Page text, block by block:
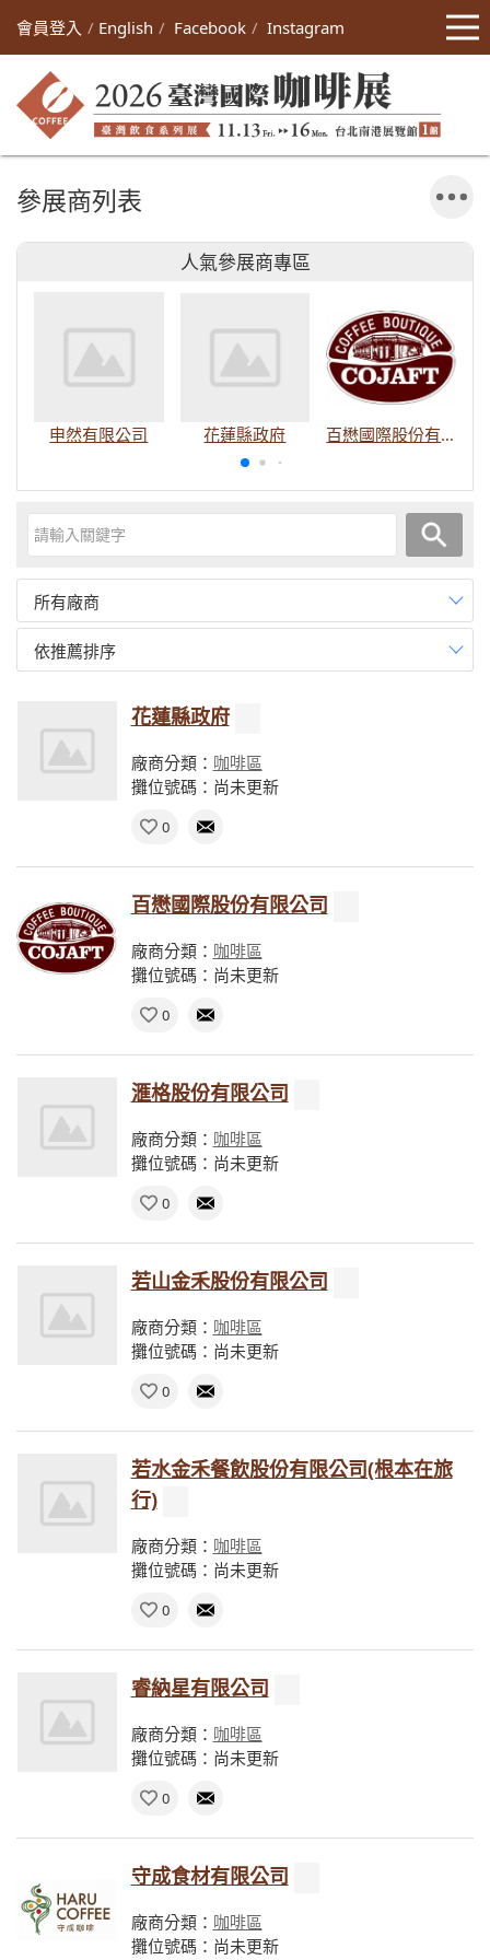
會員登入 English Facebook Instagram
參展商列表
人氣參展商專區
申然有限公司 花蓮縣政府 百懋國際股份有限公司
所有廠商
依推薦排序
花蓮縣政府
廠商分類： 咖啡區
攤位號碼：尚未更新
0
百懋國際股份有限公司
廠商分類： 咖啡區
攤位號碼：尚未更新
0
滙格股份有限公司
廠商分類： 咖啡區
攤位號碼：尚未更新
0
若山金禾股份有限公司
廠商分類： 咖啡區
攤位號碼：尚未更新
0
若水金禾餐飲股份有限公司(根本在旅
行)
廠商分類： 咖啡區
攤位號碼：尚未更新
0
睿納星有限公司
廠商分類： 咖啡區
攤位號碼：尚未更新
0
守成食材有限公司
廠商分類： 咖啡區
攤位號碼：尚未更新